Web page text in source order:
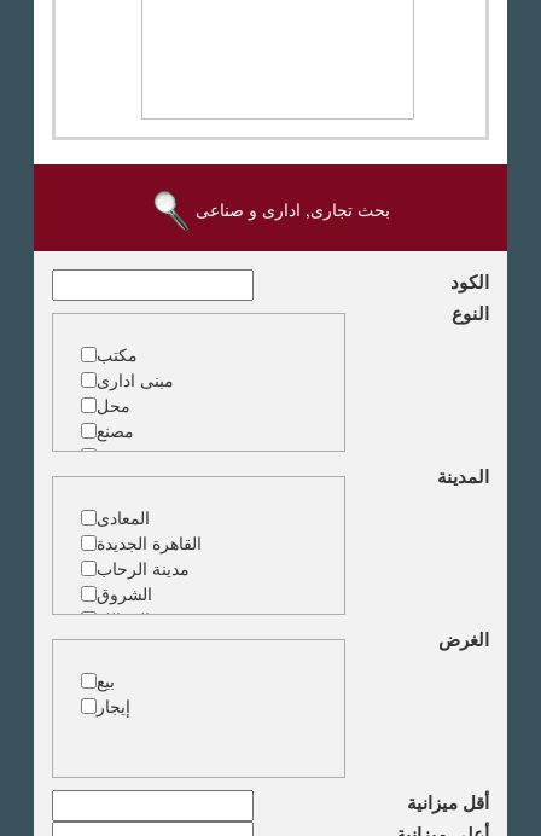
بحث تجارى, ادارى و صناعى
الكود
النوع
مكتب
مبنى ادارى
محل
مصنع
مخزن
ارض خدمات
المدينة
المعادى
القاهرة الجديدة
مدينة الرحاب
الشروق
الزمالك
جاردن سيتى
دقى
المهندسين
الجيزة
وسط البلد
مصر الجديدة
مدينة نصر
الغرض
بيع
إيجار
أقل ميزانية